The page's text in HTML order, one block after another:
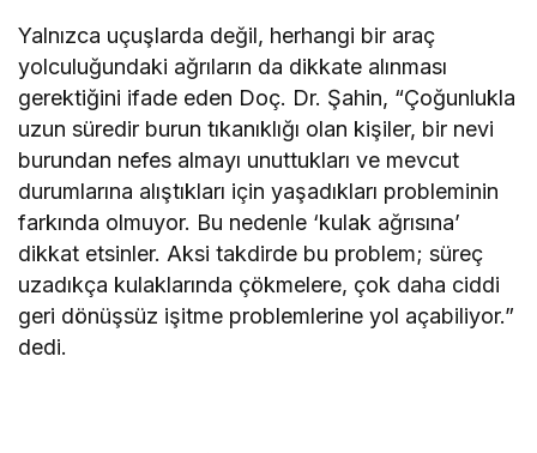
Yalnızca uçuşlarda değil, herhangi bir araç
yolculuğundaki ağrıların da dikkate alınması
gerektiğini ifade eden Doç. Dr. Şahin, “Çoğunlukla
uzun süredir burun tıkanıklığı olan kişiler, bir nevi
burundan nefes almayı unuttukları ve mevcut
durumlarına alıştıkları için yaşadıkları probleminin
farkında olmuyor. Bu nedenle ‘kulak ağrısına’
dikkat etsinler. Aksi takdirde bu problem; süreç
uzadıkça kulaklarında çökmelere, çok daha ciddi
geri dönüşsüz işitme problemlerine yol açabiliyor.”
dedi.